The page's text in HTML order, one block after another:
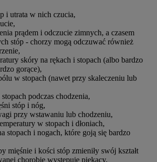
i utrata w nich czucia,
prądem i odczucie zimnych, a czasem
stóp - chorzy mogą odczuwać również
skóry na rękach i stopach (albo bardzo
gorące),
w stopach (nawet przy skaleczeniu lub
podczas chodzenia,
stóp i nóg,
przy wstawaniu lub chodzeniu,
w stopach i dłoniach,
stopach i nogach, które goją się bardzo
mięśnie i kości stóp zmieniły swój kształt
chorobie występuje piekący,